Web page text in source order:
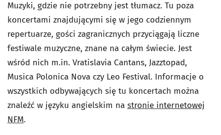
Muzyki, gdzie nie potrzebny jest tłumacz. Tu poza
koncertami znajdującymi się w jego codziennym
repertuarze, gości zagranicznych przyciągają liczne
festiwale muzyczne, znane na całym świecie. Jest
wśród nich m.in. Vratislavia Cantans, Jazztopad,
Musica Polonica Nova czy Leo Festival. Informacje o
wszystkich odbywających się tu koncertach można
znaleźć w języku angielskim na stronie internetowej
NFM.